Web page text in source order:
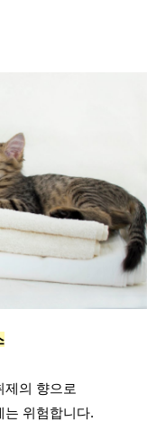
제의 향으로
는 위험합니다.